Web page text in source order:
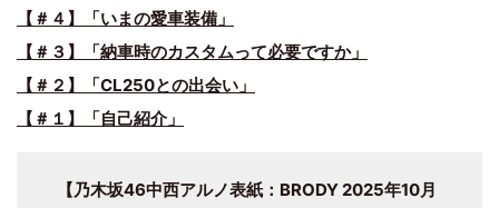
【＃４】「いまの愛車装備」
【＃３】「納車時のカスタムって必要ですか」
【＃２】「CL250との出会い」
【＃１】「自己紹介」
【乃木坂46中西アルノ表紙：BRODY 2025年10月